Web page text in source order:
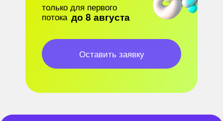
только для первого
потока
Оставить заявку
до 8 августа